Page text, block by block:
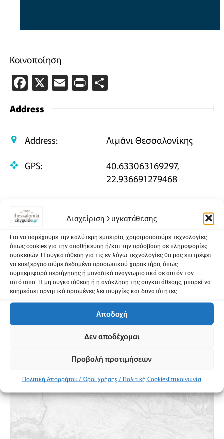
Διαχείριση Συγκατάθεσης
Για να παρέχουμε την καλύτερη εμπειρία, χρησιμοποιούμε τεχνολογίες
όπως cookies για την αποθήκευση ή/και την πρόσβαση σε πληροφορίες
συσκευών. Η συγκατάθεση για τις εν λόγω τεχνολογίες θα μας επιτρέψει
να επεξεργαστούμε δεδομένα προσωπικού χαρακτήρα, όπως
συμπεριφορά περιήγησης ή μοναδικά αναγνωριστικά σε αυτόν τον
ιστότοπο. Η μη συγκατάθεση ή η ανάκληση της συγκατάθεσης, μπορεί να
επηρεάσει αρνητικά ορισμένες λειτουργίες και δυνατότητες.
Αποδοχή
Δεν αποδέχομαι
Προβολή προτιμήσεων
Πολιτική Απορρήτου / Όροι χρήσης / Πολιτική CookiesΕπικοινωνία
Κοινοποίηση
Facebook
X EmailPrintFriendly
Address
Address:
Λιμάνι Θεσσαλονίκης
GPS:
40.633063169297,
22.936691279468
Σχεδιασμός της διαδρομής μου
Προβολή χάρτη